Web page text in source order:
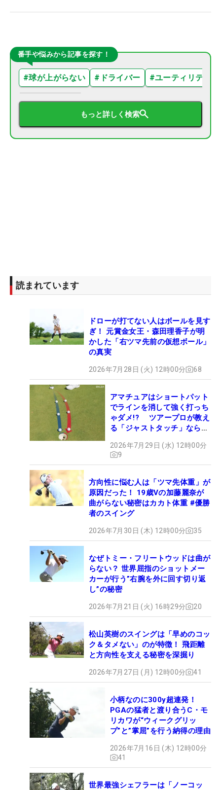
番手や悩みから記事を探す！
#球が上がらない # ドライバー #ユーティリティ
もっと詳しく検索
読まれています
ドローが打てない人はボールを見す
ぎ！ 元賞金女王・森田理香子が明
かした「右ツマ先前の仮想ボール」
の真実
2026年7月28日 (火) 12時00分 68
アマチュアはショートパット
でラインを消して強く打っち
ゃダメ!? ツアープロが教え
る「ジャストタッチ」なら3
2026年7月29日 (水) 12時00分
9
方向性に悩む人は「ツマ先体重」が
原因だった！ 19歳Vの加藤麗奈が
曲がらない秘密はカカト体重 #優勝
者のスイング
2026年7月30日 (木) 12時00分 35
なぜトミー・フリートウッドは曲が
らない？ 世界屈指のショットメー
カーが行う”右腕を外に回す切り返
し”の秘密
2026年7月21日 (火) 16時29分 20
松山英樹のスイングは「早めのコッ
ク＆タメない」のが特徴！ 飛距離
と方向性を支える秘密を深掘り
2026年7月27日 (月) 12時00分 41
小柄なのに300y超連発！
PGAの猛者と渡り合うC・モ
リカワが“ウィークグリッ
プ”と”掌屈”を行う納得の理由
2026年7月16日 (木) 12時00分
41
世界最強シェフラーは「ノーコッ